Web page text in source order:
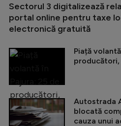
Sectorul 3 digitalizează
portal online pentru taxe
electronică gratuită
Piață
Autostrada
blocată
cauza unui